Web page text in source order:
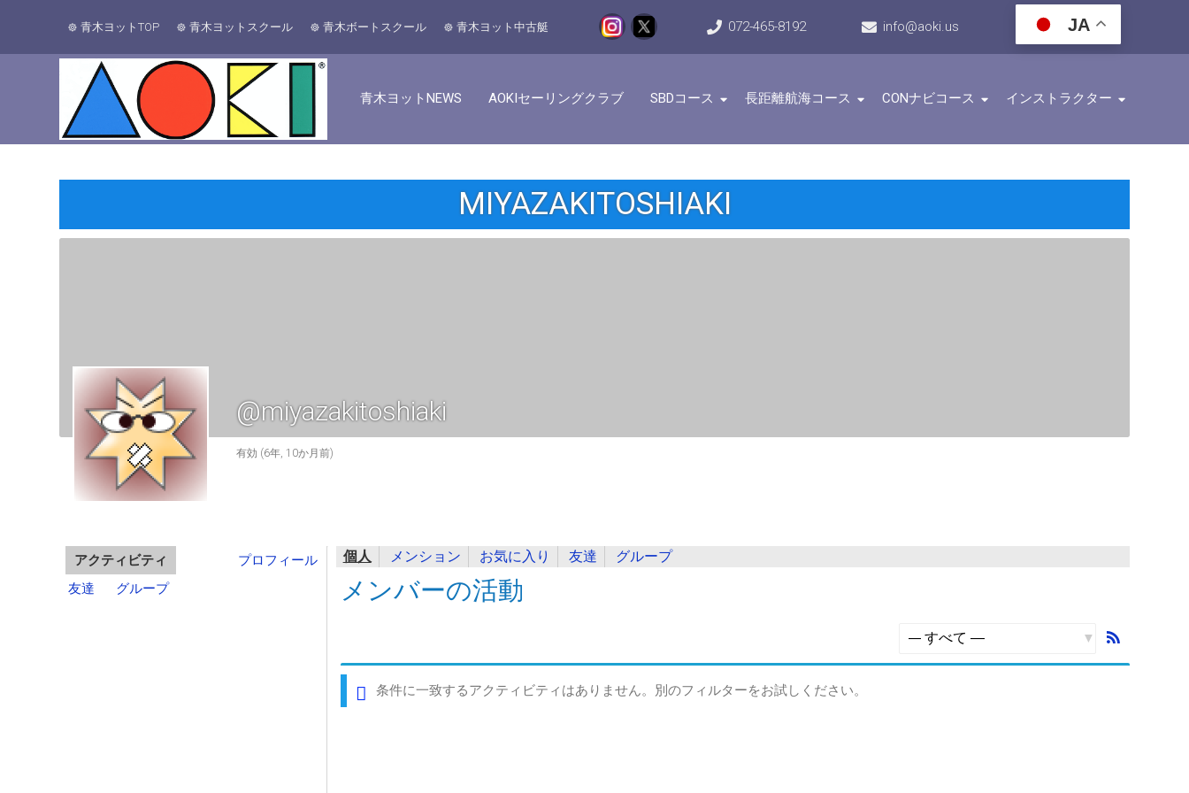
青木ヨットTOP 青木ヨットスクール 青木ボートスクール 青木ヨット中古艇 072-465-8192 info@aoki.us JA
青木ヨットNEWS AOKIセーリングクラブ SBDコース 長距離航海コース CONナビコース インストラクター
MIYAZAKITOSHIAKI
@miyazakitoshiaki
有効 (6年, 10か月前)
アクティビティ
プロフィール
友達
グループ
個人 メンション お気に入り 友達 グループ
メンバーの活動
条件に一致するアクティビティはありません。別のフィルターをお試しください。